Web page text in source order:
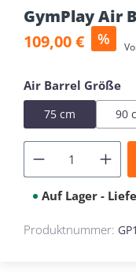
GymPlay Air
Verkaufspreis:
109,00 € %
Air Barrel Größe
75 cm 90
Auf Lager -
Produktnummer: